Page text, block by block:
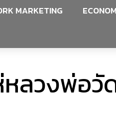
MARKETING
ลวงพ่อวั